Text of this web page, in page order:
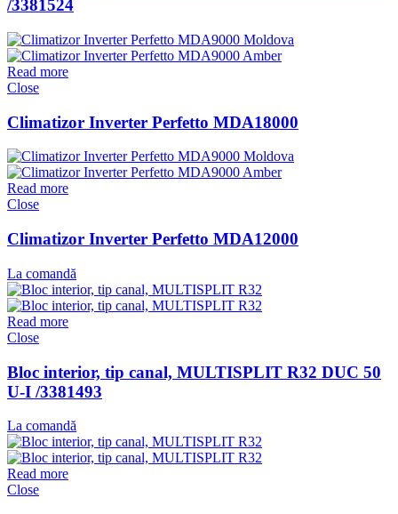
/3381524
Read more
Close
Climatizor Inverter Perfetto MDA18000
Read more
Close
Climatizor Inverter Perfetto MDA12000
La comandă
Read more
Close
Bloc interior, tip canal, MULTISPLIT R32 DUC 50
U-I /3381493
La comandă
Read more
Close